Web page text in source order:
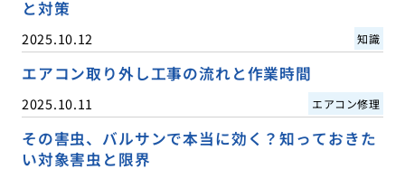
と対策
2025.10.12 知識
エアコン取り外し工事の流れと作業時間
2025.10.11 エアコン修理
その害虫、バルサンで本当に効く？知っておきた
い対象害虫と限界